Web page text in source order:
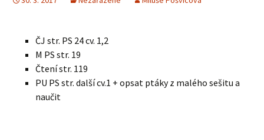
ČJ str. PS 24 cv. 1,2
M PS str. 19
Čtení str. 119
PU PS str. další cv.1 + opsat ptáky z malého sešitu a
naučit